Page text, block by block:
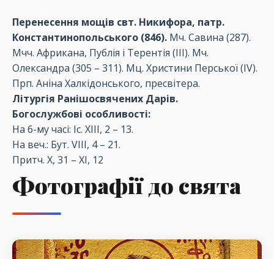
Перенесення мощів свт. Никифора, патр.
Константинопольського (846). Мч. Савина (287).
Мчч. Африкана, Публія і Терентія (ІІІ). Мч.
Олександра (305 – 311). Мц. Христини Перської (ІV).
Прп. Аніна Халкідонського, пресвітера.
Літургія Ранішосвячених Дарів.
Богослужбові особливості:
На 6-му часі: Іс. XIII, 2 – 13.
На веч.: Бут. VIII, 4 – 21.
Притч. X, 31 – XI, 12
Фотографії до свята